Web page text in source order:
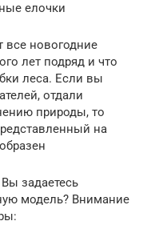
елочки
все новогодние
лет подряд и что
леса. Если вы
отдали
природы, то
на
задаетесь
модель? Внимание